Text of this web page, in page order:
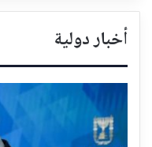
أخبار دولية